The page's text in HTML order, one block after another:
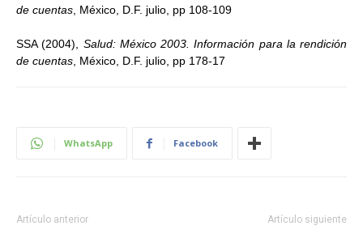
de cuentas , México, D.F. julio, pp 108-109
SSA (2004), Salud: México 2003. Información para la rendición
de cuentas , México, D.F. julio, pp 178-17
WhatsApp Facebook
Artículo anterior Artículo siguiente